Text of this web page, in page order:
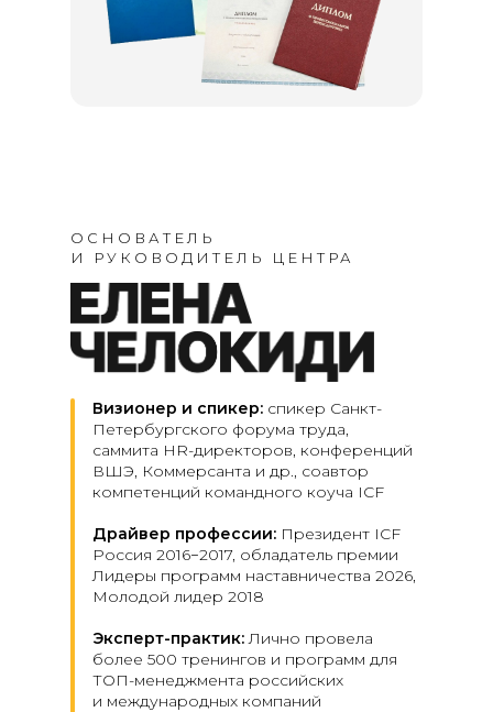
ОСНОВАТЕЛЬ
И РУКОВОДИТЕЛЬ ЦЕНТРА
Визионер и спикер: спикер Санкт-
Петербургского форума труда,
саммита HR-директоров, конференций
ВШЭ, Коммерсанта и др., соавтор
компетенций командного коуча ICF
Драйвер профессии: Президент ICF
Россия 2016−2017, обладатель премии
Лидеры программ наставничества 2026,
Молодой лидер 2018
Эксперт-практик:Лично провела
более 500 тренингов и программ для
ТОП-менеджмента российских
и международных компаний